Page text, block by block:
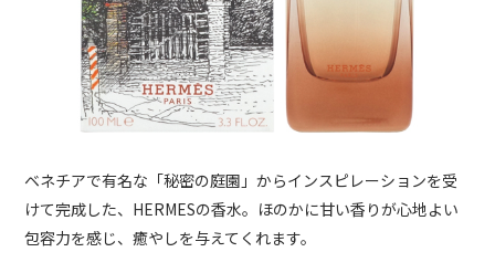
ベネチアで有名な「秘密の庭園」からインスピレーションを受
けて完成した、HERMESの香水。ほのかに甘い香りが心地よい
包容力を感じ、癒やしを与えてくれます。